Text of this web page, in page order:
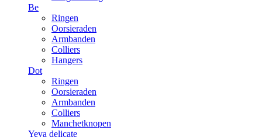
Be
Ringen
Oorsieraden
Armbanden
Colliers
Hangers
Dot
Ringen
Oorsieraden
Armbanden
Colliers
Manchetknopen
Yeva delicate